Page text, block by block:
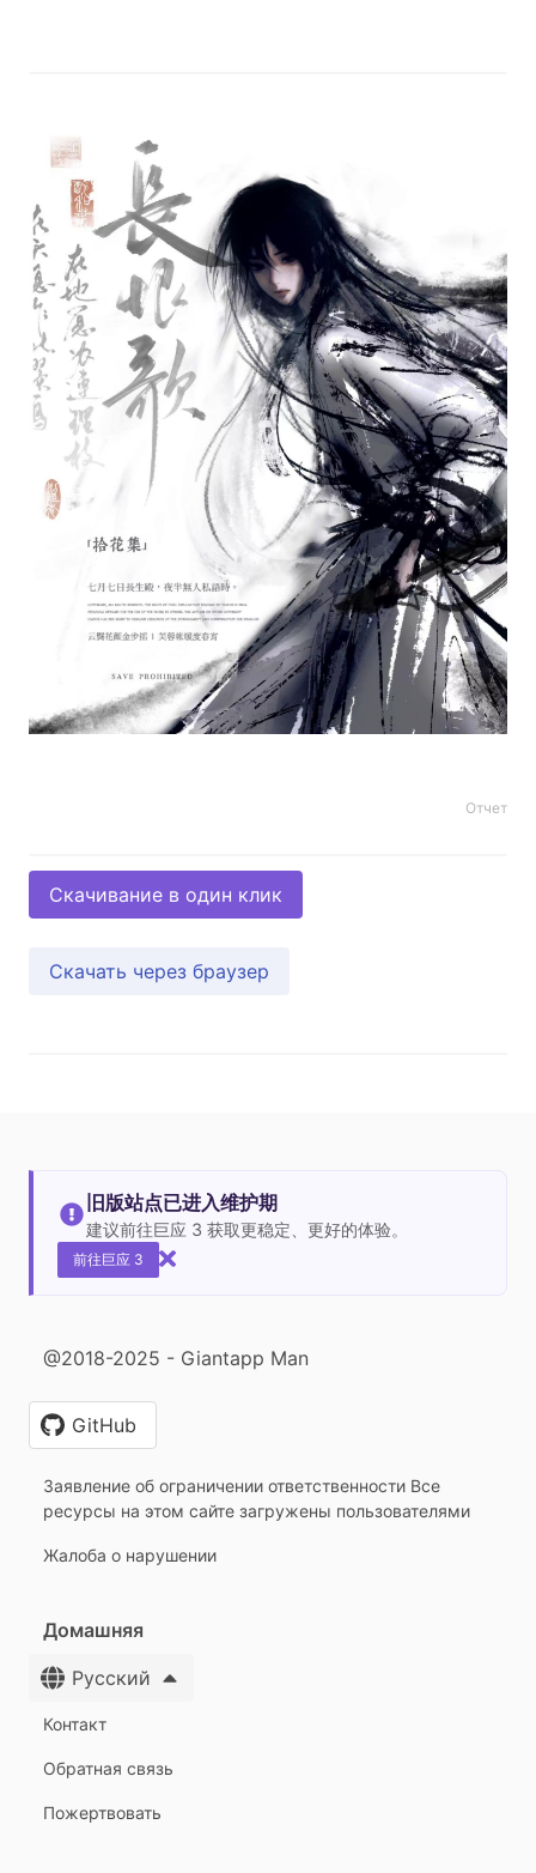
Отчет
Скачивание в один клик
Скачать через браузер
旧版站点已进入维护期
建议前往巨应 3 获取更稳定、更好的体验。
前往巨应 3
@2018-2025 - Giantapp Man
GitHub
Заявление об ограничении ответственности Все
ресурсы на этом сайте загружены пользователями
Жалоба о нарушении
Домашняя
Русский
Контакт
Обратная связь
Пожертвовать